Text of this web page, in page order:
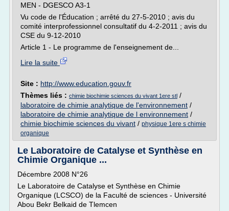
MEN - DGESCO A3-1
Vu code de l'Éducation ; arrêté du 27-5-2010 ; avis du
comité interprofessionnel consultatif du 4-2-2011 ; avis du
CSE du 9-12-2010
Article 1 - Le programme de l'enseignement de...
Lire la suite
Site : http://www.education.gouv.fr
Thèmes liés : chimie biochimie sciences du vivant 1ere stl /
laboratoire de chimie analytique de l'environnement /
laboratoire de chimie analytique de l environnement /
chimie biochimie sciences du vivant / physique 1ere s chimie
organique
Le Laboratoire de Catalyse et Synthèse en
Chimie Organique ...
Décembre 2008 N°26
Le Laboratoire de Catalyse et Synthèse en Chimie
Organique (LCSCO) de la Faculté de sciences - Université
Abou Bekr Belkaid de Tlemcen